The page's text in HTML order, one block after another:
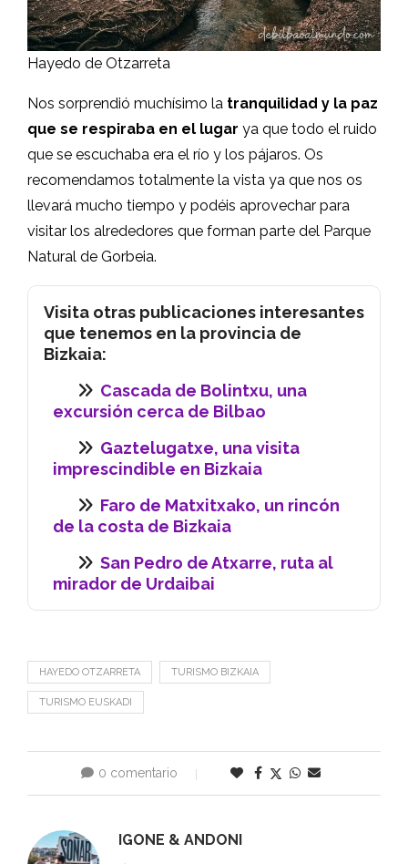
Nos sorprendió muchísimo latranquilidad y la paz
que se respiraba en el lugarya que todo el ruido
que se escuchaba era el río y los pájaros. Os
llevará mucho tiempo y podéis aprovechar para
visitar los alrededores que forman parte del Parque
Natural de Gorbeia.
Visita otras publicaciones interesantes
que tenemos en la provincia de
Bizkaia:
Cascada de Bolintxu, una
excursión cerca de Bilbao
Gaztelugatxe, una visita
imprescindible en Bizkaia
Faro de Matxitxako, un rincón
de la costa de Bizkaia
San Pedro de Atxarre, ruta al
mirador de Urdaibai
HAYEDO OTZARRETA TURISMO BIZKAIA
TURISMO EUSKADI
0 comentario 0
IGONE & ANDONI